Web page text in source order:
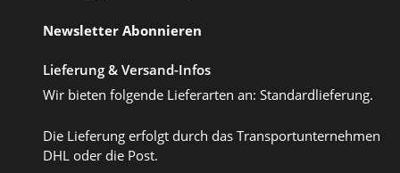
Newsletter Abonnieren
Lieferung & Versand-Infos
Wir bieten folgende Lieferarten an: Standardlieferung.
Die Lieferung erfolgt durch das Transportunternehmen
DHL oder die Post.